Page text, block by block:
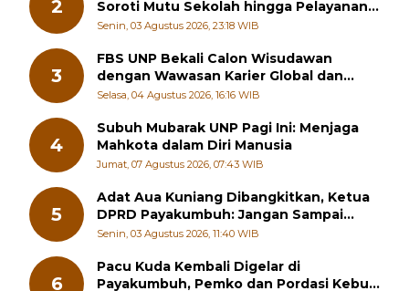
2
Soroti Mutu Sekolah hingga Pelayanan
RSUD
Senin, 03 Agustus 2026, 23:18 WIB
3
FBS UNP Bekali Calon Wisudawan
dengan Wawasan Karier Global dan
Kewirausahaan Kreatif
Selasa, 04 Agustus 2026, 16:16 WIB
4
Subuh Mubarak UNP Pagi Ini: Menjaga
Mahkota dalam Diri Manusia
Jumat, 07 Agustus 2026, 07:43 WIB
5
Adat Aua Kuniang Dibangkitkan, Ketua
DPRD Payakumbuh: Jangan Sampai
Generasi Muda Hilang Jati Diri
Senin, 03 Agustus 2026, 11:40 WIB
6
Pacu Kuda Kembali Digelar di
Payakumbuh, Pemko dan Pordasi Kebut